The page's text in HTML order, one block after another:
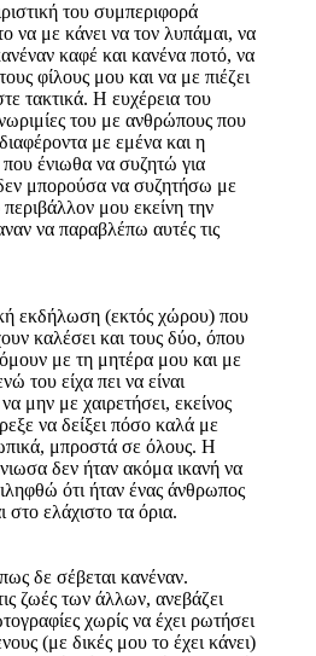
του συμπεριφορά
να με κάνει να τον λυπάμαι, να
καφέ και κανένα ποτό, να
φίλους μου και να με πιέζει
τακτικά. Η ευχέρεια του
του με ανθρώπους που
με εμένα και η
ένιωθα να συζητώ για
μπορούσα να συζητήσω με
μου εκείνη την
να παραβλέπω αυτές τις
εκδήλωση (εκτός χώρου) που
καλέσει και τους δύο, όπου
με τη μητέρα μου και με
του είχα πει να είναι
να μην με χαιρετήσει, εκείνος
να δείξει πόσο καλά με
μπροστά σε όλους. Η
δεν ήταν ακόμα ικανή να
ότι ήταν ένας άνθρωπος
στο ελάχιστο τα όρια.
δε σέβεται κανέναν.
ζωές των άλλων, ανεβάζει
χωρίς να έχει ρωτήσει
(με δικές μου το έχει κάνει)